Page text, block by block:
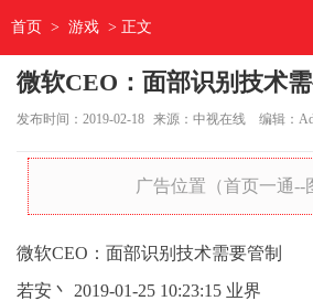
首页 > 游戏 > 正文
微软CEO：面部识别技术
发布时间：2019-02-18 来源：中视在线 编辑：
广告位置（首页一通--
微软CEO：面部识别技术需要管制
若安丶 2019-01-25 10:23:15 业界